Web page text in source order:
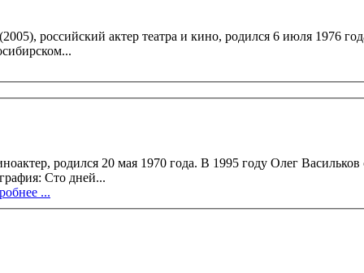
актер театра и кино, родился 6 июля 1976 года в
Васильков окончил ВГИК (мастерская С.А. Соловьёва). В кино актер с
1990 года сыграл более 100 ролей. Фильмография: Сто дней...
...